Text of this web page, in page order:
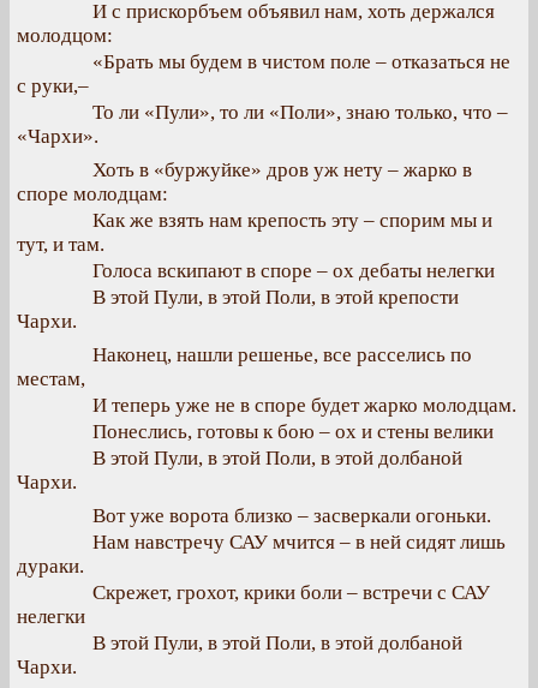
И с прискорбъем объявил нам, хоть держался
молодцом:
«Брать мы будем в чистом поле – отказаться не
с руки,–
То ли «Пули», то ли «Поли», знаю только, что –
«Чархи».
Хоть в «буржуйке» дров уж нету – жарко в
споре молодцам:
Как же взять нам крепость эту – спорим мы и
тут, и там.
Голоса вскипают в споре – ох дебаты нелегки
В этой Пули, в этой Поли, в этой крепости
Чархи.
Наконец, нашли решенье, все расселись по
местам,
И теперь уже не в споре будет жарко молодцам.
Понеслись, готовы к бою – ох и стены велики
В этой Пули, в этой Поли, в этой долбаной
Чархи.
Вот уже ворота близко – засверкали огоньки.
Нам навстречу САУ мчится – в ней сидят лишь
дураки.
Скрежет, грохот, крики боли – встречи с САУ
нелегки
В этой Пули, в этой Поли, в этой долбаной
Чархи.